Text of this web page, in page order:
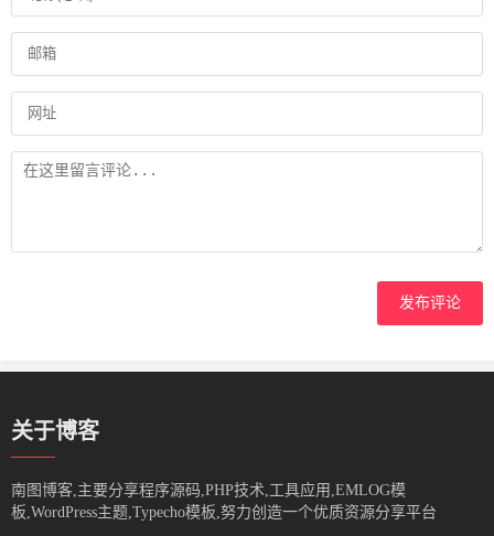
发布评论
关于博客
南图博客,主要分享程序源码,PHP技术,工具应用,EMLOG模
板,WordPress主题,Typecho模板,努力创造一个优质资源分享平台